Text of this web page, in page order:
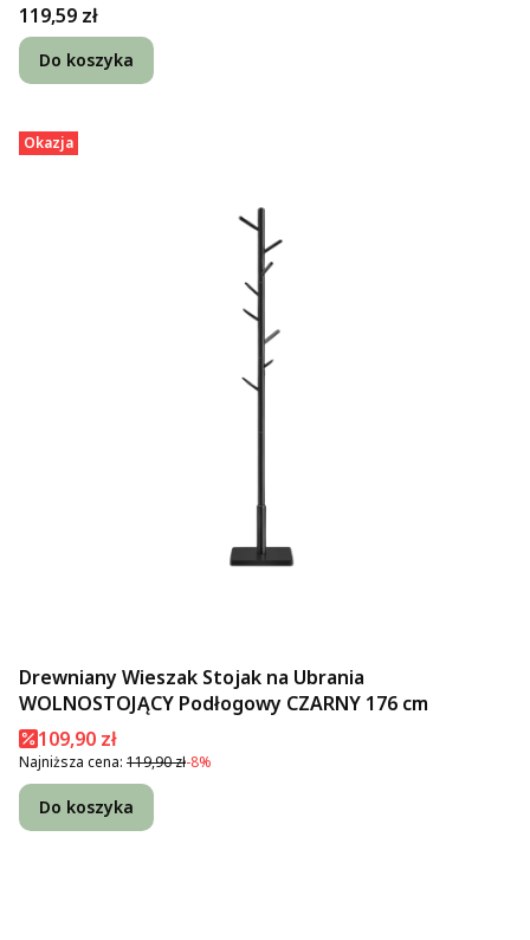
Cena
119,59 zł
Do koszyka
Okazja
Drewniany Wieszak Stojak na Ubrania
WOLNOSTOJĄCY Podłogowy CZARNY 176 cm
Cena promocyjna
109,90 zł
Najniższa cena: 119,90 zł-8%
Do koszyka